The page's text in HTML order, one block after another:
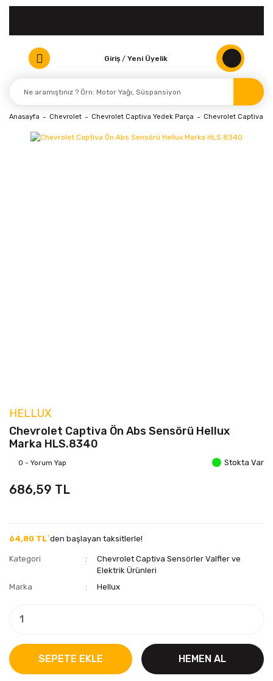
Giriş / Yeni Üyelik
Anasayfa Chevrolet Chevrolet Captiva Yedek Parça Chevrolet Captiva
HELLUX
Chevrolet Captiva Ön Abs Sensörü Hellux
Marka HLS.8340
0 - Yorum Yap Stokta Var
686,59 TL
64,80 TL`den başlayan taksitlerle!
Kategori
Chevrolet Captiva Sensörler Valfler ve
Elektrik Ürünleri
Marka
Hellux
SEPETE EKLE HEMEN AL